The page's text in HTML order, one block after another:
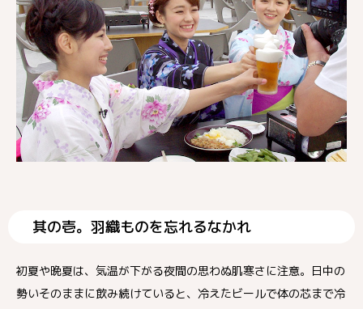
其の壱。羽織ものを忘れるなかれ
初夏や晩夏は、気温が下がる夜間の思わぬ肌寒さに注意。日中の
勢いそのままに飲み続けていると、冷えたビールで体の芯まで冷